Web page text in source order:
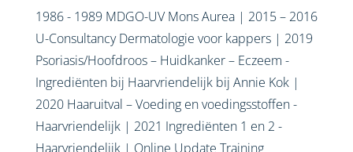
1986 - 1989 MDGO-UV Mons Aurea | 2015 – 2016
U-Consultancy Dermatologie voor kappers | 2019
Psoriasis/Hoofdroos – Huidkanker – Eczeem -
Ingrediënten bij Haarvriendelijk bij Annie Kok |
2020 Haaruitval – Voeding en voedingsstoffen -
Haarvriendelijk | 2021 Ingrediënten 1 en 2 -
Haarvriendelijk | Online Update Training